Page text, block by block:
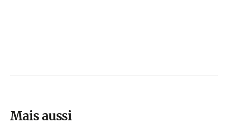
Mais aussi